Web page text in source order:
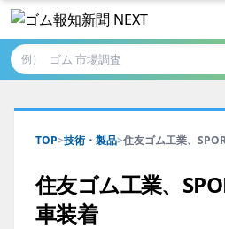
例）
TOP>技術・製品>住友ゴム工業、
住友ゴム工業、
車装着